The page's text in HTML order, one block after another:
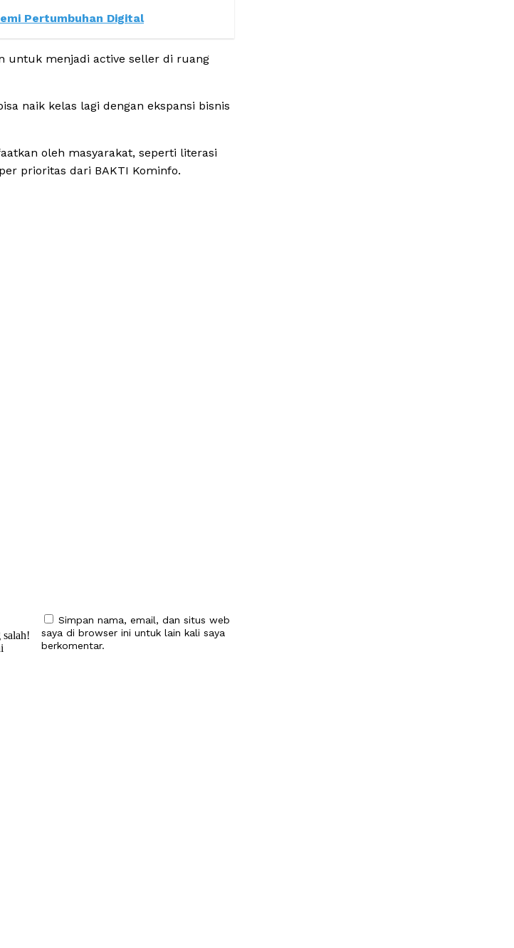
Pertumbuhan Digital
untuk menjadi active seller di ruang
naik kelas lagi dengan ekspansi bisnis
oleh masyarakat, seperti literasi
prioritas dari BAKTI Kominfo.
salah!
Simpan nama, email, dan situs web
saya di browser ini untuk lain kali saya
berkomentar.